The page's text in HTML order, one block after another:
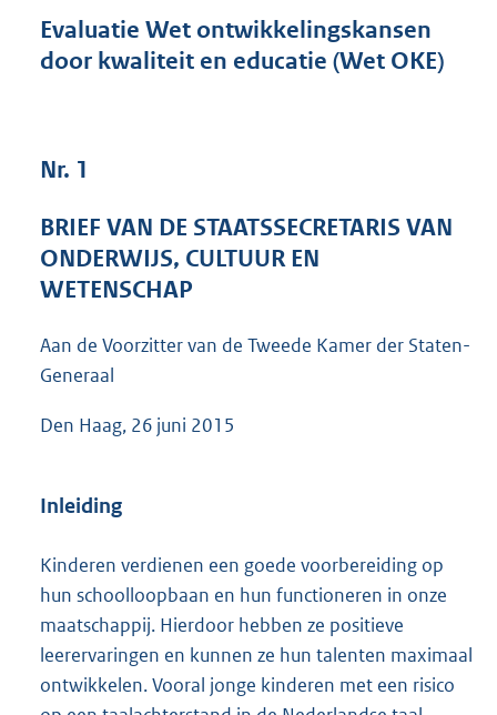
d
s
g
:
7
Evaluatie Wet ontwikkelingskansen
door kwaliteit en educatie (Wet OKE)
Nr. 1
BRIEF VAN DE STAATSSECRETARIS VAN
ONDERWIJS, CULTUUR EN
WETENSCHAP
Aan de Voorzitter van de Tweede Kamer der Staten-
Generaal
Den Haag, 26 juni 2015
Inleiding
Kinderen verdienen een goede voorbereiding op
hun schoolloopbaan en hun functioneren in onze
maatschappij. Hierdoor hebben ze positieve
leerervaringen en kunnen ze hun talenten maximaal
ontwikkelen. Vooral jonge kinderen met een risico